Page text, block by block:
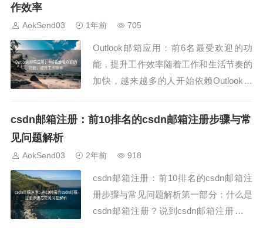
个外贸独立站要多少钱，并介绍影响预算
的8大因素。...
作效率
AokSend03 1年前 705
Outlook邮箱应用：前6名最受欢迎的功
能，提升工作效率随着工作和生活节奏的
加快，越来越多的人开始依赖Outlook邮
程。在这篇文章中，我们将介绍Outlook
utlook邮箱应用可以让你轻...
csdn邮箱注册：前10排名的csdn邮箱注册步骤与常
见问题解析
AokSend03 2年前 918
csdn邮箱注册：前10排名的csdn邮箱注
册步骤与常见问题解析第一部分：什么是
csdn邮箱注册？说到csdn邮箱注册，很